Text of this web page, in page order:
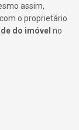
assim,
o proprietário
do imóvel no